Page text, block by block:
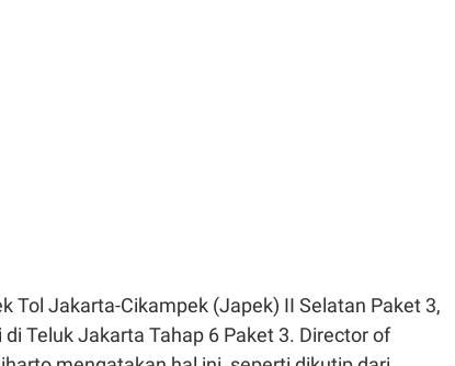
Tol Jakarta-Cikampek (Japek) II Selatan Paket 3,
Teluk Jakarta Tahap 6 Paket 3. Director of